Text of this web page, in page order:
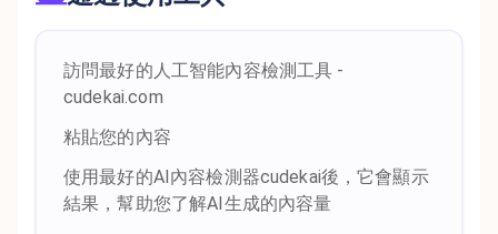
訪問最好的人工智能內容檢測工具 -
cudekai.com
粘貼您的內容
使用最好的AI內容檢測器cudekai後，它會顯示
結果，幫助您了解AI生成的內容量